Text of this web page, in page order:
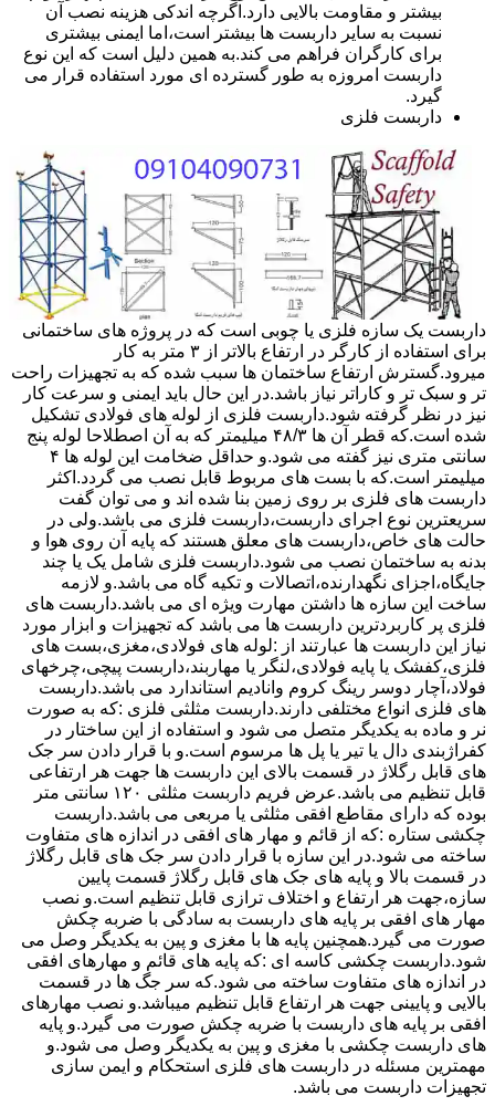
بیشتر و مقاومت بالایی دارد.اگرچه اندکی هزینه نصب آن
نسبت به سایر داربست ها بیشتر است،اما ایمنی بیشتری
برای کارگران فراهم می کند.به همین دلیل است که این نوع
داربست امروزه به طور گسترده ای مورد استفاده قرار می
گیرد.
داربست فلزی
داربست یک سازه فلزی یا چوبی است که در پروژه های ساختمانی
برای استفاده از کارگر در ارتفاع بالاتر از ۳ متر به کار
میرود.گسترش ارتفاع ساختمان ها سبب شده که به تجهیزات راحت
تر و سبک تر و کاراتر نیاز باشد.در این حال باید ایمنی و سرعت کار
نیز در نظر گرفته شود.داربست فلزی از لوله های فولادی تشکیل
شده است.که قطر آن ها ۴۸/۳ میلیمتر که به آن اصطلاحا لوله پنج
سانتی متری نیز گفته می شود.و حداقل ضخامت این لوله ها ۴
میلیمتر است.که با بست های مربوط قابل نصب می گردد.اکثر
داربست های فلزی بر روی زمین بنا شده اند و می توان گفت
سریعترین نوع اجرای داربست،داربست فلزی می باشد.ولی در
حالت های خاص،داربست های معلق هستند که پایه آن روی هوا و
بدنه به ساختمان نصب می شود.داربست فلزی شامل یک یا چند
جایگاه،اجزای نگهدارنده،اتصالات و تکیه گاه می باشد.و لازمه
ساخت این سازه ها داشتن مهارت ویژه ای می باشد.داربست های
فلزی پر کاربردترین داربست ها می باشد که تجهیزات و ابزار مورد
نیاز این داربست ها عبارتند از :لوله های فولادی،مغزی،بست های
فلزی،کفشک یا پایه فولادی،لنگر یا مهاربند،داربست پیچی،چرخهای
فولاد،آچار دوسر رینگ کروم وانادیم استاندارد می باشد.داربست
های فلزی انواع مختلفی دارند.داربست مثلثی فلزی :که به صورت
نر و ماده به یکدیگر متصل می شود و استفاده از این ساختار در
کفراژبندی دال یا تیر یا پل ها مرسوم است.و با قرار دادن سر جک
های قابل رگلاژ در قسمت بالای این داربست ها جهت هر ارتفاعی
قابل تنظیم می باشد.عرض فریم داربست مثلثی ۱۲۰ سانتی متر
بوده که دارای مقاطع افقی مثلثی یا مربعی می باشد.داربست
چکشی ستاره :که از قائم و مهار های افقی در اندازه های متفاوت
ساخته می شود.در این سازه با قرار دادن سر جک های قابل رگلاژ
در قسمت بالا و پایه های جک های قابل رگلاژ قسمت پایین
سازه،جهت هر ارتفاع و اختلاف ترازی قابل تنظیم است.و نصب
مهار های افقی بر پایه های داربست به سادگی با ضربه چکش
صورت می گیرد.همچنین پایه ها با مغزی و پین به یکدیگر وصل می
شود.داربست چکشی کاسه ای :که پایه های قائم و مهارهای افقی
در اندازه های متفاوت ساخته می شود.که سر جگ ها در قسمت
بالایی و پایینی جهت هر ارتفاع قابل تنظیم میباشد.و نصب مهارهای
افقی بر پایه های داربست با ضربه چکش صورت می گیرد.و پایه
های داربست چکشی با مغزی و پین به یکدیگر وصل می شود.و
مهمترین مسئله در داربست های فلزی استحکام و ایمن سازی
تجهیزات داربست می باشد.